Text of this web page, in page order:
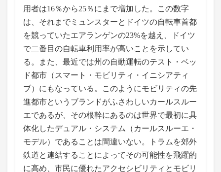
用者は16％から25％にまで増加した。この数字
は、それまでミュンスターとドイツの自転車首都
を競っていたエアランゲンの23%を越え、ドイツ
で二番目の自転車利用率が高いことを示してい
る。また、最近では州の自動運転のテスト・ベッ
ド都市（スマート・モビリティ・イニシアティ
ブ）にもなっている。このようにモビリティの先
進都市というブランドがふさわしいカールスルー
エであるが、その根幹にあるのは世界で最初に具
体化したデュアル・システム（カールスルーエ・
モデル）であることは間違いない。トラムを郊外
鉄道と連結することによってその可能性を飛躍的
に高め、市民に優れたアクセシビリティとモビリ